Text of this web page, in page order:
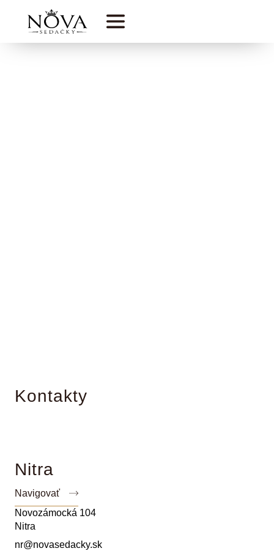
Kontakty
Nitra
Navigovať
Novozámocká 104
Nitra
nr@novasedacky.sk